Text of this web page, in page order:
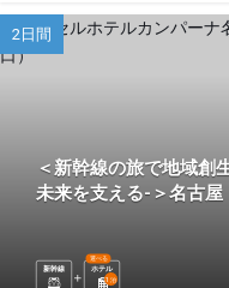
2日間
＜新幹線の旅で地域創
未来を支える-＞名古
新幹線 ホテル
選べる
1 泊